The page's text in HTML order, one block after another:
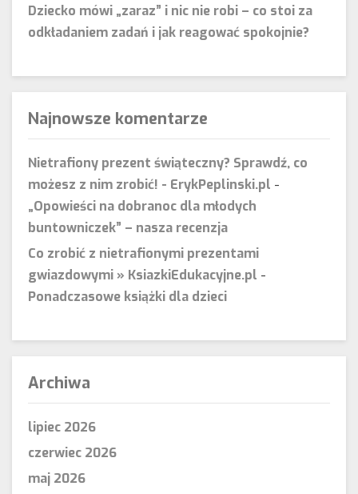
Dziecko mówi „zaraz” i nic nie robi – co stoi za
odkładaniem zadań i jak reagować spokojnie?
Najnowsze komentarze
Nietrafiony prezent świąteczny? Sprawdź, co
możesz z nim zrobić! - ErykPeplinski.pl -
„Opowieści na dobranoc dla młodych
buntowniczek” – nasza recenzja
Co zrobić z nietrafionymi prezentami
gwiazdowymi » KsiazkiEdukacyjne.pl -
Ponadczasowe książki dla dzieci
Archiwa
lipiec 2026
czerwiec 2026
maj 2026